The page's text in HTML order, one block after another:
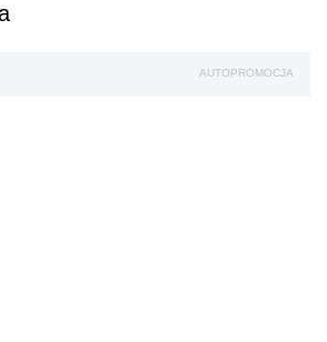
AUTOPROMOCJA